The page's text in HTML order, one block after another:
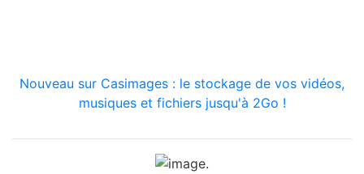
Nouveau sur Casimages : le stockage de vos vidéos,
musiques et fichiers jusqu'à 2Go !